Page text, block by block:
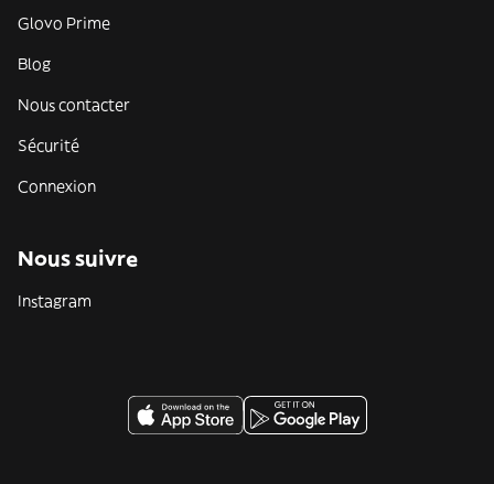
Glovo Prime
Blog
Nous contacter
Sécurité
Connexion
Nous suivre
Instagram